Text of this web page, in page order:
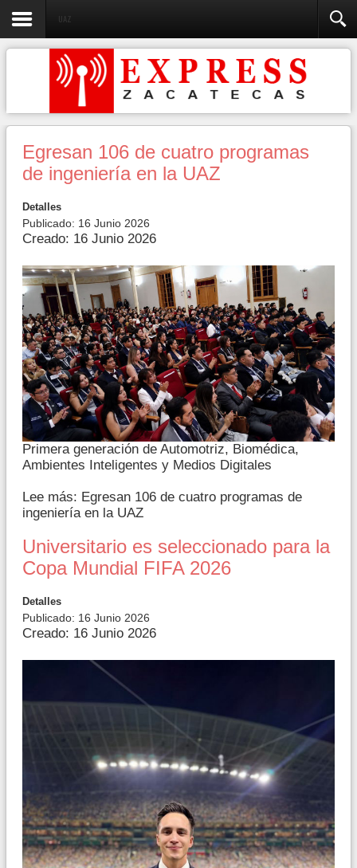
UAZ
Egresan 106 de cuatro programas
de ingeniería en la UAZ
Detalles
Publicado: 16 Junio 2026
Creado: 16 Junio 2026
Primera generación de Automotriz, Biomédica,
Ambientes Inteligentes y Medios Digitales
Lee más: Egresan 106 de cuatro programas de
ingeniería en la UAZ
Universitario es seleccionado para la
Copa Mundial FIFA 2026
Detalles
Publicado: 16 Junio 2026
Creado: 16 Junio 2026